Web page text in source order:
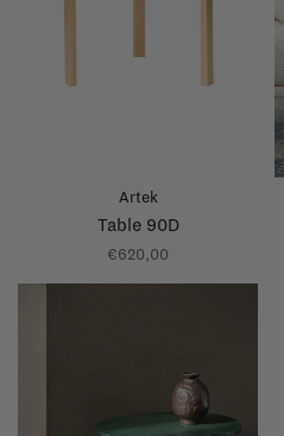
Artek
Table 90D
€620,00